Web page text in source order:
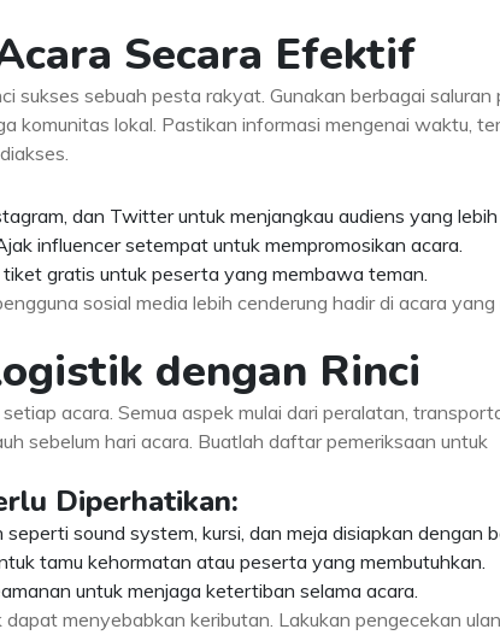
Secara Efektif
sukses sebuah pesta rakyat. Gunakan berbagai saluran
komunitas lokal. Pastikan informasi mengenai waktu,
dan Twitter untuk menjangkau audiens yang lebih
influencer setempat untuk mempromosikan acara.
gratis untuk peserta yang membawa teman.
sosial media lebih cenderung hadir di acara yang
dengan Rinci
acara. Semua aspek mulai dari peralatan,
sebelum hari acara. Buatlah daftar pemeriksaan untuk
Diperhatikan:
sound system, kursi, dan meja disiapkan dengan
tamu kehormatan atau peserta yang membutuhkan.
untuk menjaga ketertiban selama acara.
dapat menyebabkan keributan. Lakukan pengecekan